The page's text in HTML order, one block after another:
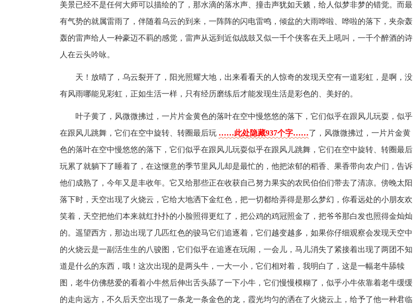
美景已经不是任何大师可以描绘的了，那水滴的落水声、撞击声犹如天籁，给人似梦非梦的错觉。而最
有气势的就属雷雨了，伴随着乌云的到来，一阵阵的闪电雷鸣，倾盆的大雨哗啦、哗啦的落下，夹杂轰
轰的雷声给人一种豪迈不羁的感觉，雷声从远到近似战鼓又似一千个侠客在天上吼叫，一千个醉酒的诗
人在云头吟咏。
天！放晴了，乌云裂开了，阳光照耀大地，出来看看天的人惊奇的发现天空有一道彩虹，是啊，没
有风雨哪能见彩虹，正如生活一样，只有经历磨练后才能发现生活是彩色的、美好的。
叶子黄了，风微微拂过，一片片金黄色的落叶在空中慢悠悠的落下，它们似乎在跟风儿玩耍，似乎
在跟风儿跳舞，它们在空中旋转、转圈最后玩 ……此处隐藏937个字……了，风微微拂过，一片片金黄
色的落叶在空中慢悠悠的落下，它们似乎在跟风儿玩耍似乎在跟风儿跳舞，它们在空中旋转、转圈最后
玩累了就躺下了睡着了，在这惬意的季节里风儿却是最忙的，他把浓郁的稻香、果香带向农户们，告诉
他们成熟了，今年又是丰收年。它又给那些正在收获自己努力果实的农民伯伯们带去了清凉。傍晚太阳
落下时，天空出现了火烧云，它给大地洒下金红色，把一切都给弄得是那么梦幻，你看远处的小朋友欢
笑着，天空把他们本来就红扑扑的小脸照得更红了，把公鸡的鸡冠照金了，把爷爷那白发也照得金灿灿
的。遥望西方，那边出现了几匹红色的骏马它们追逐着，它们越变越多，如果你仔细观察会发现天空中
的火烧云是一副活生生的八骏图，它们似乎在追逐在玩闹，一会儿，马儿消失了紧接着出现了两团不知
道是什么的东西，哦！这次出现的是两头牛，一大一小，它们相对着，我明白了，这是一幅老牛舔犊
图，老牛仿佛慈爱的看着小牛然后伸出舌头舔了一下小牛，它们慢慢模糊了，似乎小牛依靠着老牛缓缓
的走向远方，不久后天空出现了一条龙一条金色的龙，霞光均匀的洒在了火烧云上，给予了他一种君临